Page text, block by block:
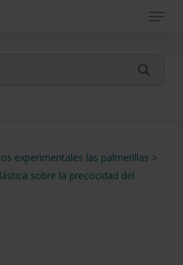
Menu
experimentales las palmerillas >
sobre la precocidad del